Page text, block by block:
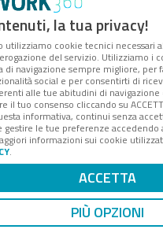
dei documenti,
qual è la differenza
frontiera per la
nell'ambito HR
e logistica in Italia, 4
e retailer
da 15 anni presidio ideale
Digital Academy: al via i
per i nuovi talenti digitali
«Tecnologia flash e cloud
la tua privacy!
utilizziamo cookie tecnici necessari
del servizio. Utilizziamo i
di navigazione sempre migliore,
social e per consentirti di
alle tue abitudini di navigazione
il tuo consenso cliccando su
informativa, continui senza
gestire le tue preferenze accedendo
informazioni sui cookie
.
ACCETTA
PIÙ OPZIONI